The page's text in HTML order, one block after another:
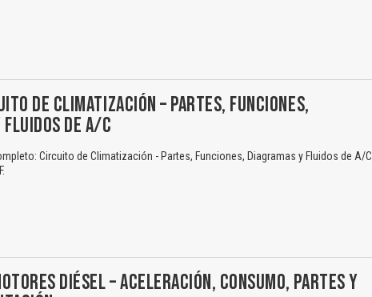
DE CLIMATIZACIÓN – PARTES, FUNCIONES,
DE A/C
Circuito de Climatización - Partes, Funciones, Diagramas y Fluidos de A/C
DIÉSEL – ACELERACIÓN, CONSUMO, PARTES Y
No carga o no se visualiza el contenido.